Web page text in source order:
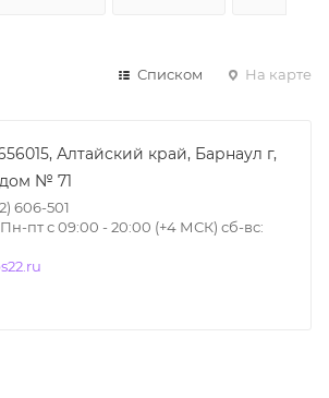
Списком На карте
Алтайский край, Барнаул г,
№ 71
606-501
пт с 09:00 - 20:00 (+4 МСК) сб-вс: